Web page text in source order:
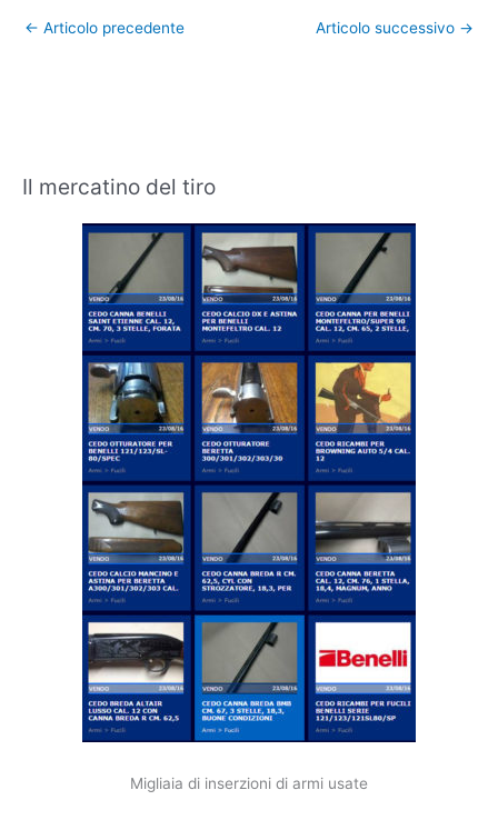
← Articolo precedente Articolo successivo →
Il mercatino del tiro
Migliaia di inserzioni di armi usate